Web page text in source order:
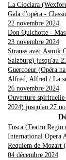
La Ciociara
Gala d'opéra -
22 novembre 2024
Don Quichotte -
23 novembre 2024
Strauss avec Asmik
Salzburg) jusqu'au
Guercoeur (Opéra
Alfred, Alfred / La
26 novembre 2024
Ouverture
2024) jusqu'au 27
Tosca (Teatro Regio
International Opera
Requiem de Mozart
04 décembre 2024